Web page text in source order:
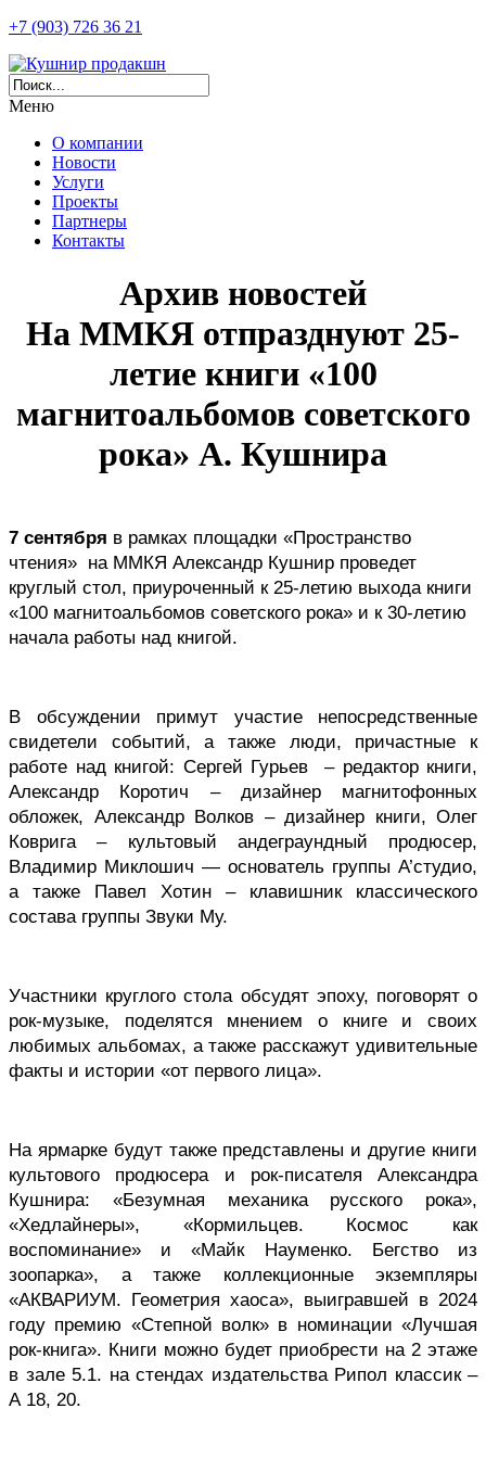
+7 (903) 726 36 21
Меню
О компании
Новости
Услуги
Проекты
Партнеры
Контакты
Архив новостей
На ММКЯ отпразднуют 25-
летие книги «100
магнитоальбомов советского
рока» А. Кушнира
7 сентября в рамках площадки «Пространство
чтения»  на ММКЯ Александр Кушнир проведет
круглый стол, приуроченный к 25-летию выхода книги
«100 магнитоальбомов советского рока» и к 30-летию
начала работы над книгой.
В обсуждении примут участие непосредственные
свидетели событий, а также люди, причастные к
работе над книгой: Сергей Гурьев  – редактор книги,
Александр Коротич – дизайнер магнитофонных
обложек, Александр Волков – дизайнер книги, Олег
Коврига – культовый андеграундный продюсер,
Владимир Миклошич — основатель группы А’студио,
а также Павел Хотин – клавишник классического
состава группы Звуки Му.
Участники круглого стола обсудят эпоху, поговорят о
рок-музыке, поделятся мнением о книге и своих
любимых альбомах, а также расскажут удивительные
факты и истории «от первого лица».
На ярмарке будут также представлены и другие книги
культового продюсера и рок-писателя Александра
Кушнира: «Безумная механика русского рока»,
«Хедлайнеры», «Кормильцев. Космос как
воспоминание» и «Майк Науменко. Бегство из
зоопарка», а также коллекционные экземпляры
«АКВАРИУМ. Геометрия хаоса», выигравшей в 2024
году премию «Степной волк» в номинации «Лучшая
рок-книга». Книги можно будет приобрести на 2 этаже
в зале 5.1. на стендах издательства Рипол классик –
А 18, 20.